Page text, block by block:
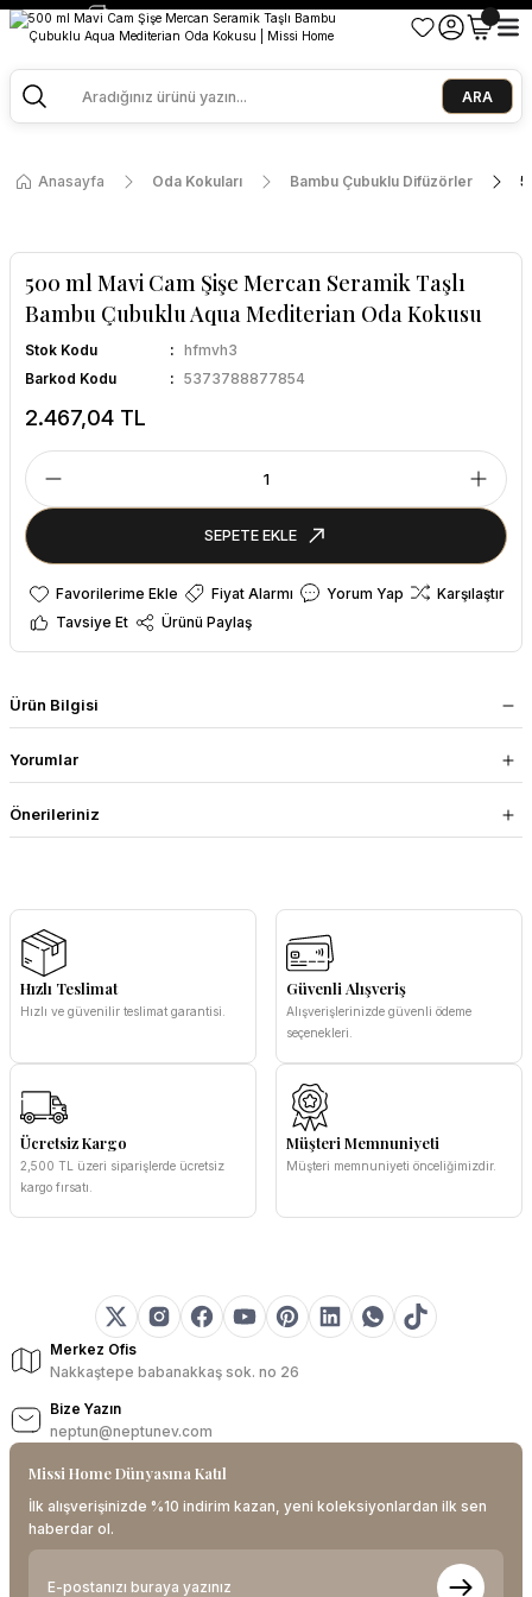
2500 TL ve Üzeri Alışverişlerde Kargo Bedava!
Ege Esintisi 2 Al 1 Öde
Missi Kokularda 3 Al 2 Öde
ARA
Anasayfa Oda Kokuları Bambu Çubuklu Difüzörler
500 ml Mavi Cam Şişe Mercan Seramik Taşlı
Bambu Çubuklu Aqua Mediterian Oda Kokusu
Stok Kodu
hfmvh3
Barkod Kodu
5373788877854
2.467,04 TL
SEPETE EKLE
Fiyat Alarmı Yorum Yap
Karşılaştır
Tavsiye Et
Ürünü Paylaş
Ürün Bilgisi
Yorumlar
Önerileriniz
Hızlı Teslimat
Hızlı ve güvenilir teslimat garantisi.
Güvenli Alışveriş
Alışverişlerinizde güvenli ödeme
seçenekleri.
Ücretsiz Kargo
2,500 TL üzeri siparişlerde ücretsiz
kargo fırsatı.
Müşteri Memnuniyeti
Müşteri memnuniyeti önceliğimizdir.
Merkez Ofis
Nakkaştepe babanakkaş sok. no 26
Bize Yazın
neptun@neptunev.com
Missi Home Dünyasına Katıl
İlk alışverişinizde %10 indirim kazan, yeni koleksiyonlardan ilk sen
haberdar ol.